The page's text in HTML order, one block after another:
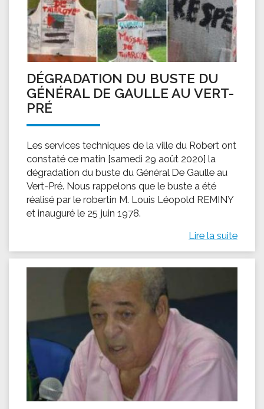
DÉGRADATION DU BUSTE DU
GÉNÉRAL DE GAULLE AU VERT-
PRÉ
Les services techniques de la ville du Robert ont
constaté ce matin [samedi 29 août 2020] la
dégradation du buste du Général De Gaulle au
Vert-Pré. Nous rappelons que le buste a été
réalisé par le robertin M. Louis Léopold REMINY
et inauguré le 25 juin 1978.
Lire la suite